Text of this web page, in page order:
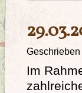
Geschrieben
Im